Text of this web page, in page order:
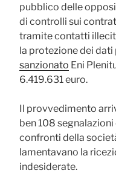
pubblico delle
di controlli sui
tramite contatti
la protezione dei dati
sanzionato Eni
6.419.631 euro.
Il provvedimento
ben 108 segnalazioni
confronti della
lamentavano la
indesiderate.